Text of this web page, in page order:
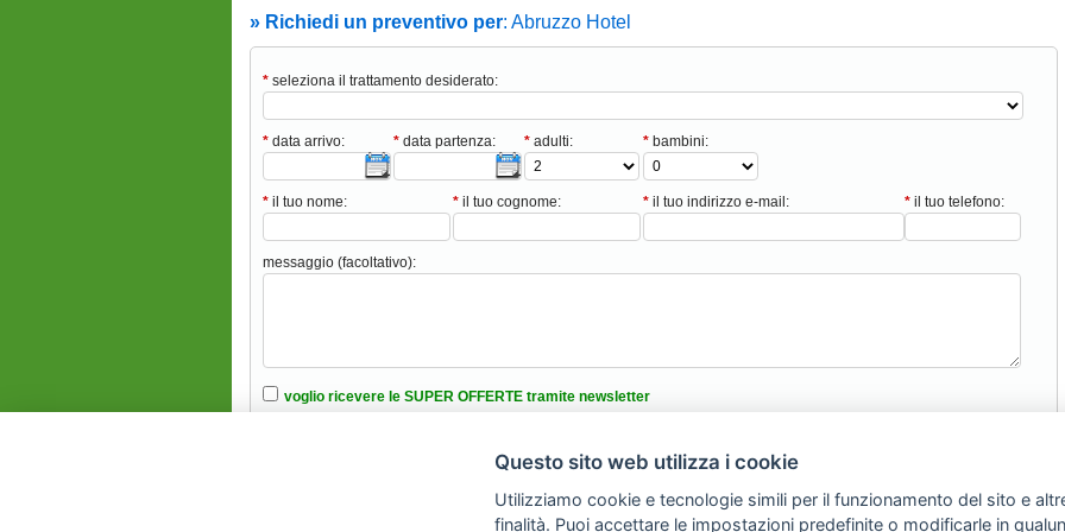
» Richiedi un preventivo per: Abruzzo Hotel
*seleziona il trattamento desiderato:
*data arrivo: *data partenza: *adulti: *bambini:
*il tuo nome: *il tuo cognome: *il tuo indirizzo e-mail: *il tuo telefono:
messaggio (facoltativo):
voglio ricevere le SUPER OFFERTE tramite newsletter
ho letto e accettato le condizioni nell’informativa sulla privacy
Torna Su
Questo sito web utilizza i cookie
Utilizziamo cookie e tecnologie simili per il funzionamento del sito e
finalità. Puoi accettare le impostazioni predefinite o modificarle in